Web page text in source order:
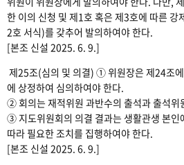
한 이의 신청 및 제1호 혹은 제3호에 따른
2호 서식)를 갖추어 발의하여야 한다.
[본조 신설 2025. 6. 9.]
제25조(심의 및 의결) ① 위원장은 제24조
에 상정하여 심의하여야 한다.
② 회의는 재적위원 과반수의 출석과 출석위
③ 지도위원회의 의결 결과는 생활관생 본인
따라 필요한 조치를 집행하여야 한다.
[본조 신설 2025. 6. 9.]